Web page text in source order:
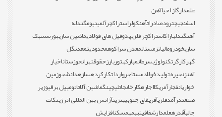
علمدارگاز احیاآهن
اسفنجیچترودصادراتآهنکولراستراکچرآلمینیومگندله
آهنگندلهاراکاستراکچر فلزیپذوفیل های فولادیماشین سازیبورسسبک
سازیخودرومالیاتزمستانمعدن سراکوهمحدودیتمعدنگل
گهرکارگرتکنولوژیسرطانمبارکهتوریارزحقوقتهرانخوزستاناخبار
آهنزنجیره تولید فولادمستاجروارداتکارکردهسازهدانشجوزمین
خواریانفجارآمریکااجارهکارخانجاتلیچینگماشین آلاتاتومبیل برقیوزیر
صنعتدرآمدفلزیآفریقای جنوبیبنزینآژانس بین المللی انرژینکات
جالبآقدرهعلمدارشفافیتبیمهمسکنافزایش